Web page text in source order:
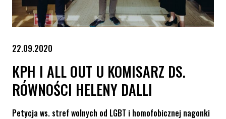
22.09.2020
KPH I ALL OUT U KOMISARZ DS.
RÓWNOŚCI HELENY DALLI
Petycja ws. stref wolnych od LGBT i homofobicznej nagonki